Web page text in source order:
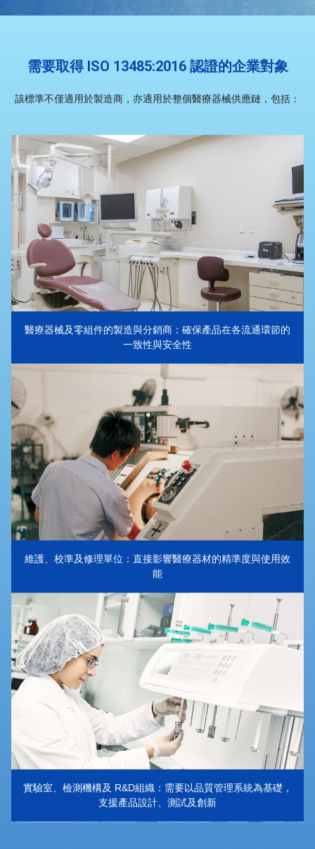
需要取得 ISO 13485:2016 認證的企業對象
該標準不僅適用於製造商，亦適用於整個醫療器械供應鏈，包括：
醫療器械及零組件的製造與分銷商：確保產品在各流通環節的
一致性與安全性
維護、校準及修理單位：直接影響醫療器材的精準度與使用效
能
實驗室、檢測機構及 R&D組織：需要以品質管理系統為基礎，
支援產品設計、測試及創新